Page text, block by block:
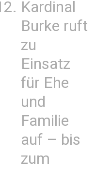
Kardinal
Burke ruft
zu
Einsatz
für Ehe
und
Familie
auf – bis
zum